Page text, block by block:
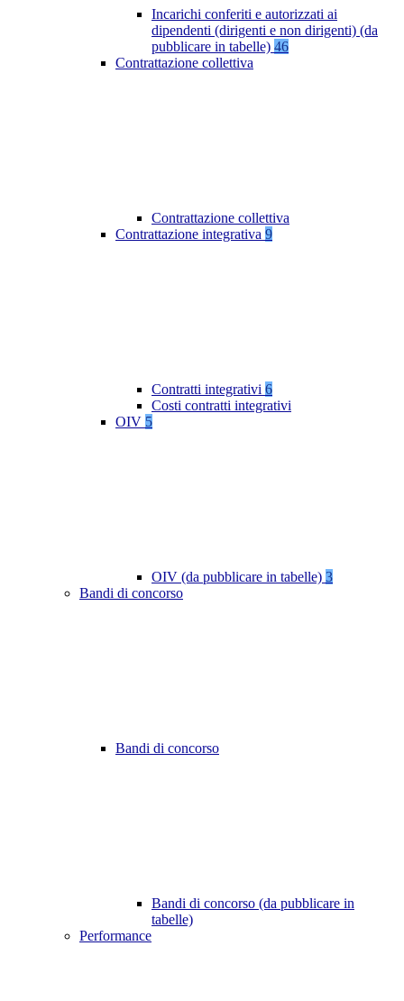
Incarichi conferiti e autorizzati ai
dipendenti (dirigenti e non dirigenti) (da
pubblicare in tabelle) 46
Contrattazione collettiva
Contrattazione collettiva
Contrattazione integrativa 9
Contratti integrativi 6
Costi contratti integrativi
OIV 5
OIV (da pubblicare in tabelle) 3
Bandi di concorso
Bandi di concorso
Bandi di concorso (da pubblicare in
tabelle)
Performance